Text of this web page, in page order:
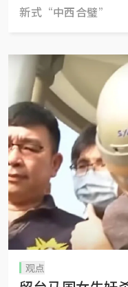
新式“中西合璧”
观点